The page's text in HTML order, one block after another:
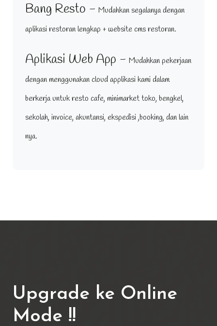
Bang Resto - Mudahkan segalanya dengan
aplikasi restoran lengkap + website cms restoran.
Aplikasi Web App - Mudahkan pekerjaan
dengan menggunakan cloud applikasi kami dalam
berkerja untuk resto cafe, minimarket toko, bengkel,
sekolah, invoice, akuntansi, ekspedisi ,booking, dan lain
nya.
Upgrade ke Online
Mode !!